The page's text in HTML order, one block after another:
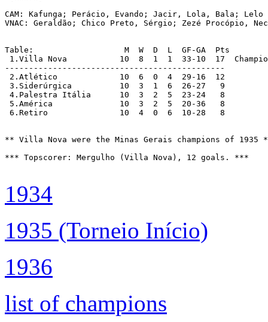
CAM: Kafunga; Perácio, Evando; Jacir, Lola, Bala;
VNAC: Geraldão; Chico Preto, Sérgio; Zezé Procópio,
Table:                	 M  W  D  L  GF-GA  Pts
1.Villa Nova		10  8  1  1  33-10  17  Champions
----------------------------------------------
2.Atlético		10  6  0  4  29-16  12
3.Siderúrgica		10  3  1  6  26-27   9
4.Palestra Itália	10  3  2  5  23-24   8
5.América		10  3  2  5  20-36   8
6.Retiro		10  4  0  6  10-28   8
** Villa Nova were the Minas Gerais champions of 1935
*** Topscorer: Mergulho (Villa Nova), 12 goals. ***
1934
1935 (Torneio Início)
1936
list of champions